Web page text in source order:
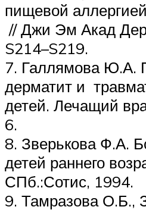
пищевой аллергией
// Джи Эм Акад
S214–S219.
7. Галлямова Ю.А.
дерматит и
детей. Лечащий
6.
8. Зверькова Ф.А.
детей раннего
СПб.:Сотис, 1994.
9. Тамразова О.Б.,